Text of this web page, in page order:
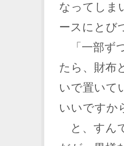
なってしま
ースにとび
「一部ず
たら、財布
いで置いて
いいですか
と、すん